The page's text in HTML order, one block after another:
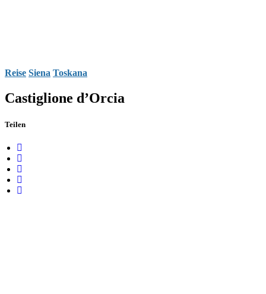
Reise Siena Toskana
Castiglione d’Orcia
Teilen